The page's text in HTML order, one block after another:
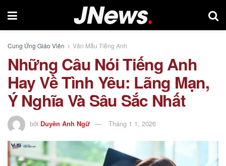
Cung Ứng Giáo Viên Văn Mẫu Tiếng Anh
Những Câu Nói Tiếng Anh
Hay Về Tình Yêu: Lãng Mạn,
Ý Nghĩa Và Sâu Sắc Nhất
bởi Duyên Anh Ngữ Tháng 1 1, 2026